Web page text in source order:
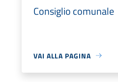
Consiglio comunale
VAI ALLA PAGINA